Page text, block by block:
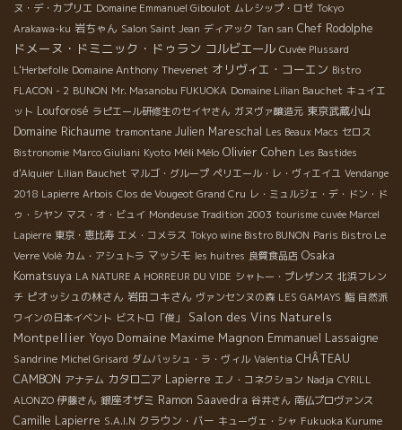
ヌ・デ・カプリエ Domaine Emmanuel Giboulot ムレシップ・ロゼ Tokyo
Arakawa-ku 岩ちゃん Salon Saint Jean ディアック Tan san Chef Rodolphe
ドメーヌ・ドミニック・ドゥラン コルビエール Cuvée Plussard
L'Herbefolle Domaine Anthony Thevenet オリヴィエ・コーエン Bistro
FLACON - 2 BUNON Mr. Masanobu FUKUOKA Domaine Lilian Bauchet キュイエ
ット Louforosé ラピエール研修生のセイヤさん ガヌヴァ醸造元 東京武蔵小山
Domaine Richaume tramontane Julien Mareschal Les Beaux Macs セロス
Bistronomie Marco Giuliani Kyoto Méli Mélo Olivier Cohen Les Bastides
d'Alquier Lilian Bauchet マルゴ・グループ ペリエール・レ・ヴィエイユ Vendange
2018 Lapierre Arbois Clos de Vougeot Grand Cru レ・ミュルジェ・デ・ドン・ド
ゥ・シヤン マス・オ・ビュイ Mondeuse Tradition 2003 tourisme cuvée Marcel
Lapierre 東京・恵比寿 エメ・コメラス Tokyo wine Bistro BUNON Paris Bistro Le
Verre Volé カム・アシュトラ マッシモ les huitres 良質食品店 Osaka
Komatsuya LA NATURE A HORREUR DU VIDE シャトー・プレザンス 北浜フレン
チ ピオッシュの林さん 岩田コキさん ヴァンセンヌの森 LES GAMAYS 鮨 自然派
ワインの日本イベント ビストロ「俊」
Salon des Vins Naturels
Montpellier Yoyo Domaine Maxime Magnon Emmanuel Lassaigne
Sandrine Michel Grisard ダムバッシュ・ラ・ヴィル Valentia CHÂTEAU
CAMBON アナテム カタロニア Lapierre エノ・コネクション Nadja CYRILL
ALONZO 伊藤さん 銀座オザミ Ramon Saavedra 谷井さん 南仏プロヴァンス
Camille Lapierre S.A.I.N クラウン・バー キューヴェ・シャ Fukuoka Kurume